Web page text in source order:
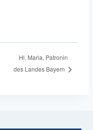
Hl. Maria, Patronin
des Landes Bayern